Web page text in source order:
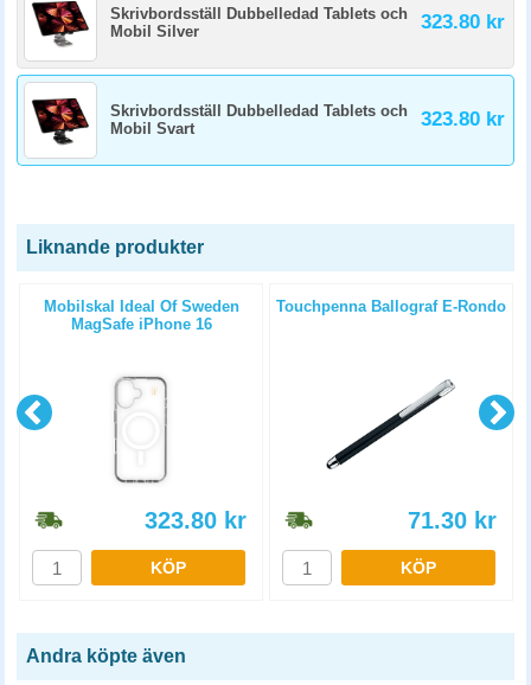
Skrivbordsställ Dubbelledad Tablets och
Mobil Silver
323.80 kr
Skrivbordsställ Dubbelledad Tablets och
Mobil Svart
323.80 kr
Liknande produkter
Mobilskal Ideal Of Sweden
MagSafe iPhone 16
323.80 kr
KÖP
Touchpenna Ballograf E-Rondo
71.30 kr
KÖP
Andra köpte även